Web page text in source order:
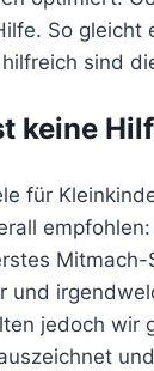
So gleicht
sind
keine
für
Mitmach-
und
jedoch wir